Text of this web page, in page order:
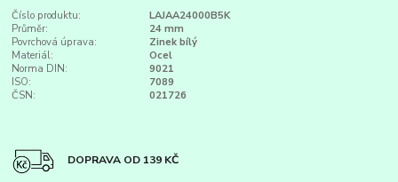
Číslo produktu:
LAJAA24000B5K
Průměr:
24 mm
Povrchová úprava:
Zinek bílý
Materiál:
Ocel
Norma DIN:
9021
ISO:
7089
ČSN:
021726
DOPRAVA OD 139 KČ